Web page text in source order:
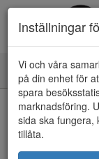
Toggle
navigation
HEM
Inställningar
Vi och våra
på din enhet för
spara
marknadsföring.
sida ska fungera,
tillåta.